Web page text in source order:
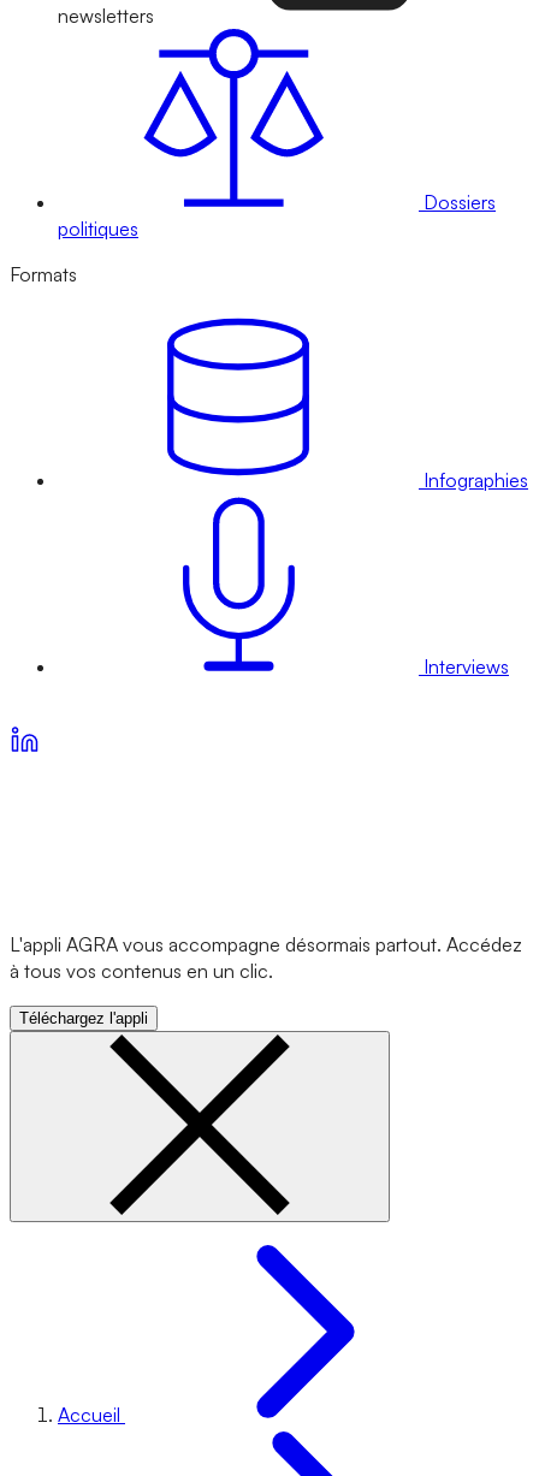
newsletters
Dossiers
politiques
Formats
Infographies
Interviews
L'appli AGRA vous accompagne désormais partout. Accédez
à tous vos contenus en un clic.
Téléchargez l'appli
Accueil